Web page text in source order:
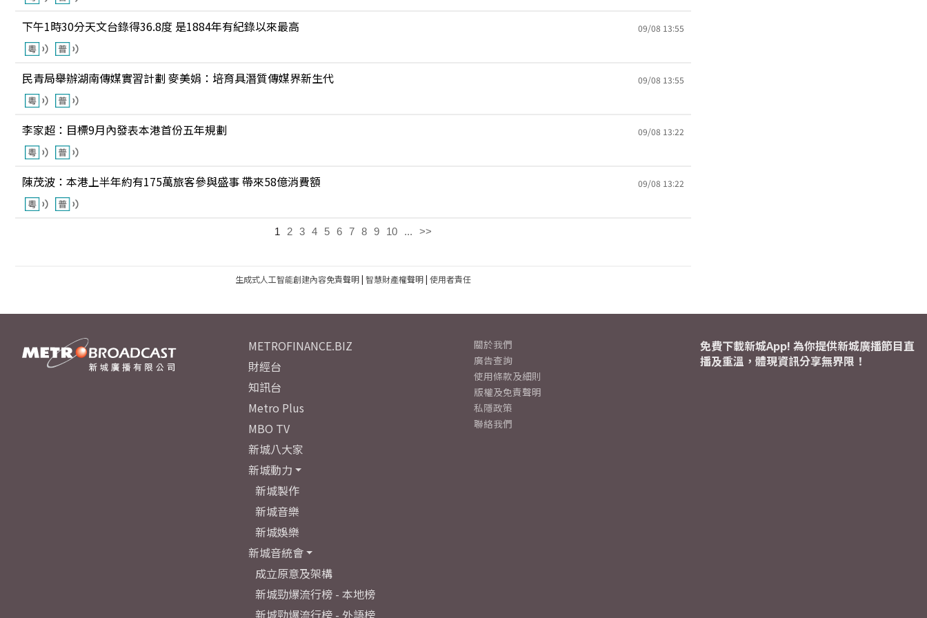
下午1時30分天文台錄得36.8度 是1884年有紀錄以來最高 09/08 13:55
民青局舉辦湖南傳媒實習計劃 麥美娟：培育具潛質傳媒界新生代 09/08 13:55
李家超：目標9月內發表本港首份五年規劃 09/08 13:22
陳茂波：本港上半年約有175萬旅客參與盛事 帶來58億消費額 09/08 13:22
1 2 3 4 5 6 7 8 9 10 ... >>
生成式人工智能創建內容免責聲明| 智慧財產權聲明| 使用者責任
METROFINANCE.BIZ
財經台
知訊台
Metro Plus
MBO TV
新城八大家
新城動力
新城製作
新城音樂
新城娛樂
新城音統會
成立原意及架構
新城勁爆流行榜 - 本地榜
新城勁爆流行榜 - 外語榜
關於我們
廣告查詢
使用條款及細則
版權及免責聲明
私隱政策
聯絡我們
免費下載新城App! 為你提供新城廣播節目直
播及重溫，體現資訊分享無界限！